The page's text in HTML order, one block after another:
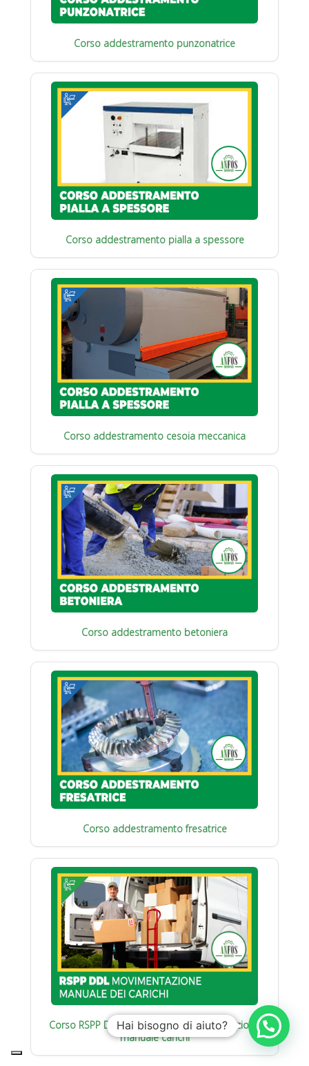
Corso addestramento punzonatrice
Corso addestramento pialla a spessore
Corso addestramento cesoia meccanica
Corso addestramento betoniera
Corso addestramento fresatrice
Corso RSPP Datore di Lavoro : Movimentazione
manuale carichi
Hai bisogno di aiuto?